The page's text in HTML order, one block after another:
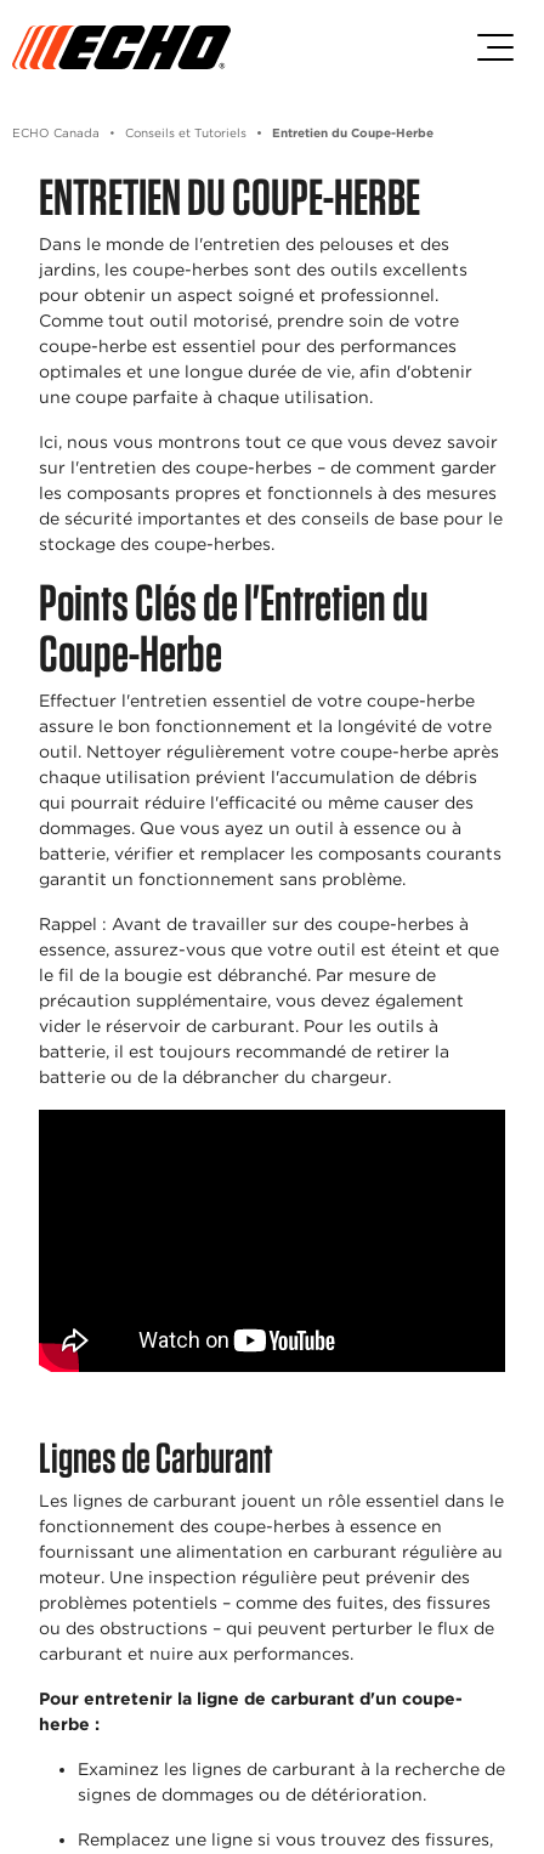
ECHO Canada Conseils et Tutoriels Entretien du Coupe-Herbe
ENTRETIEN DU COUPE-HERBE
Dans le monde de l'entretien des pelouses et des
jardins, les coupe-herbes sont des outils excellents
pour obtenir un aspect soigné et professionnel.
Comme tout outil motorisé, prendre soin de votre
coupe-herbe est essentiel pour des performances
optimales et une longue durée de vie, afin d'obtenir
une coupe parfaite à chaque utilisation.
Ici, nous vous montrons tout ce que vous devez savoir
sur l'entretien des coupe-herbes – de comment garder
les composants propres et fonctionnels à des mesures
de sécurité importantes et des conseils de base pour le
stockage des coupe-herbes.
Points Clés de l'Entretien du
Coupe-Herbe
Effectuer l'entretien essentiel de votre coupe-herbe
assure le bon fonctionnement et la longévité de votre
outil. Nettoyer régulièrement votre coupe-herbe après
chaque utilisation prévient l'accumulation de débris
qui pourrait réduire l'efficacité ou même causer des
dommages. Que vous ayez un outil à essence ou à
batterie, vérifier et remplacer les composants courants
garantit un fonctionnement sans problème.
Rappel : Avant de travailler sur des coupe-herbes à
essence, assurez-vous que votre outil est éteint et que
le fil de la bougie est débranché. Par mesure de
précaution supplémentaire, vous devez également
vider le réservoir de carburant. Pour les outils à
batterie, il est toujours recommandé de retirer la
batterie ou de la débrancher du chargeur.
Lignes de Carburant
Les lignes de carburant jouent un rôle essentiel dans le
fonctionnement des coupe-herbes à essence en
fournissant une alimentation en carburant régulière au
moteur. Une inspection régulière peut prévenir des
problèmes potentiels – comme des fuites, des fissures
ou des obstructions – qui peuvent perturber le flux de
carburant et nuire aux performances.
Pour entretenir la ligne de carburant d'un coupe-
herbe :
Examinez les lignes de carburant à la recherche de
signes de dommages ou de détérioration.
Remplacez une ligne si vous trouvez des fissures,